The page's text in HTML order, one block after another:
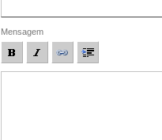
Mensagem